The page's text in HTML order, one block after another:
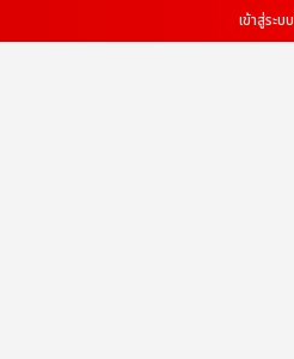
เข้าสู่ระบบ